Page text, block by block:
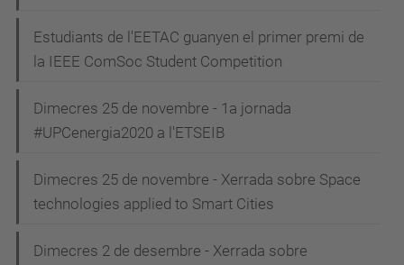
Estudiants de l'EETAC guanyen el primer premi de
la IEEE ComSoc Student Competition
Dimecres 25 de novembre - 1a jornada
#UPCenergia2020 a l'ETSEIB
Dimecres 25 de novembre - Xerrada sobre Space
technologies applied to Smart Cities
Dimecres 2 de desembre - Xerrada sobre